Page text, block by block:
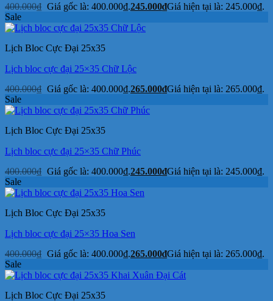
400.000₫ Giá gốc là: 400.000₫.245.000₫Giá hiện tại là: 245.000₫.
Sale
Lịch Bloc Cực Đại 25x35
Lịch bloc cực đại 25×35 Chữ Lộc
400.000₫ Giá gốc là: 400.000₫.265.000₫Giá hiện tại là: 265.000₫.
Sale
Lịch Bloc Cực Đại 25x35
Lịch bloc cực đại 25×35 Chữ Phúc
400.000₫ Giá gốc là: 400.000₫.245.000₫Giá hiện tại là: 245.000₫.
Sale
Lịch Bloc Cực Đại 25x35
Lịch bloc cực đại 25×35 Hoa Sen
400.000₫ Giá gốc là: 400.000₫.265.000₫Giá hiện tại là: 265.000₫.
Sale
Lịch Bloc Cực Đại 25x35